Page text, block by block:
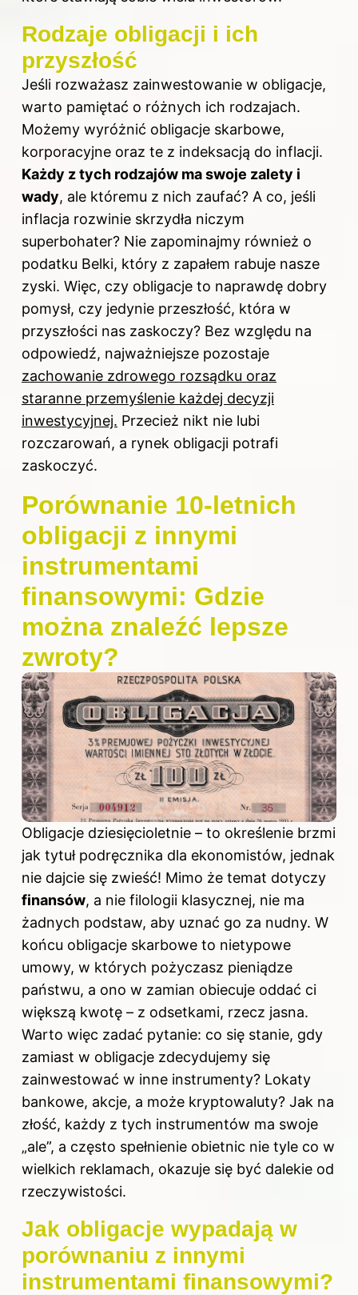
Rodzaje obligacji i ich
przyszłość
Jeśli rozważasz zainwestowanie w obligacje,
warto pamiętać o różnych ich rodzajach.
Możemy wyróżnić obligacje skarbowe,
korporacyjne oraz te z indeksacją do inflacji.
Każdy z tych rodzajów ma swoje zalety i
wady, ale któremu z nich zaufać? A co, jeśli
inflacja rozwinie skrzydła niczym
superbohater? Nie zapominajmy również o
podatku Belki, który z zapałem rabuje nasze
zyski. Więc, czy obligacje to naprawdę dobry
pomysł, czy jedynie przeszłość, która w
przyszłości nas zaskoczy? Bez względu na
odpowiedź, najważniejsze pozostaje
zachowanie zdrowego rozsądku oraz
staranne przemyślenie każdej decyzji
inwestycyjnej. Przecież nikt nie lubi
rozczarowań, a rynek obligacji potrafi
zaskoczyć.
Porównanie 10-letnich
obligacji z innymi
instrumentami
finansowymi: Gdzie
można znaleźć lepsze
zwroty?
Obligacje dziesięcioletnie – to określenie brzmi
jak tytuł podręcznika dla ekonomistów, jednak
nie dajcie się zwieść! Mimo że temat dotyczy
finansów, a nie filologii klasycznej, nie ma
żadnych podstaw, aby uznać go za nudny. W
końcu obligacje skarbowe to nietypowe
umowy, w których pożyczasz pieniądze
państwu, a ono w zamian obiecuje oddać ci
większą kwotę – z odsetkami, rzecz jasna.
Warto więc zadać pytanie: co się stanie, gdy
zamiast w obligacje zdecydujemy się
zainwestować w inne instrumenty? Lokaty
bankowe, akcje, a może kryptowaluty? Jak na
złość, każdy z tych instrumentów ma swoje
„ale”, a często spełnienie obietnic nie tyle co w
wielkich reklamach, okazuje się być dalekie od
rzeczywistości.
Jak obligacje wypadają w
porównaniu z innymi
instrumentami finansowymi?